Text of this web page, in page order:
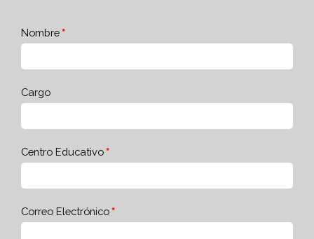
Nombre
Cargo
Centro Educativo
Correo Electrónico